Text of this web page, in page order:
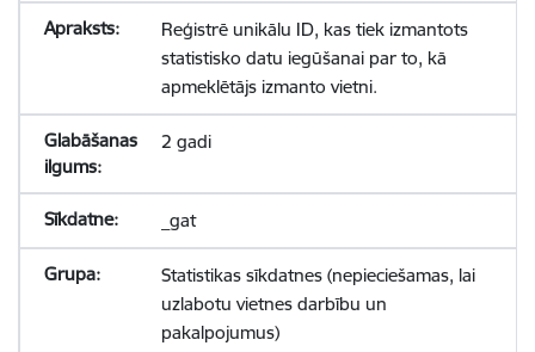
Reģistrē unikālu ID, kas tiek izmantots
statistisko datu iegūšanai par to, kā
apmeklētājs izmanto vietni.
2 gadi
_gat
Statistikas sīkdatnes (nepieciešamas, lai
uzlabotu vietnes darbību un
pakalpojumus)